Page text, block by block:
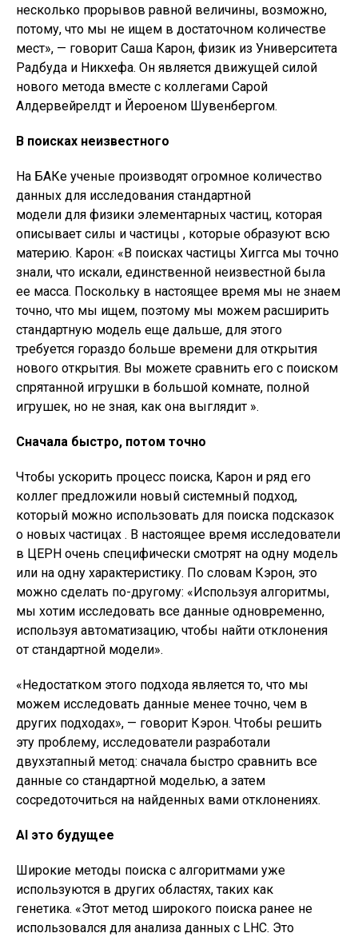
несколько прорывов равной величины, возможно,
потому, что мы не ищем в достаточном количестве
мест», — говорит Саша Карон, физик из Университета
Радбуда и Никхефа. Он является движущей силой
нового метода вместе с коллегами Сарой
Алдервейрелдт и Йероеном Шувенбергом.
В поисках неизвестного
На БАКе ученые производят огромное количество
данных для исследования стандартной
модели для физики элементарных частиц, которая
описывает силы и частицы , которые образуют всю
материю. Карон: «В поисках частицы Хиггса мы точно
знали, что искали, единственной неизвестной была
ее масса. Поскольку в настоящее время мы не знаем
точно, что мы ищем, поэтому мы можем расширить
стандартную модель еще дальше, для этого
требуется гораздо больше времени для открытия
нового открытия. Вы можете сравнить его с поиском
спрятанной игрушки в большой комнате, полной
игрушек, но не зная, как она выглядит ».
Сначала быстро, потом точно
Чтобы ускорить процесс поиска, Карон и ряд его
коллег предложили новый системный подход,
который можно использовать для поиска подсказок
о новых частицах . В настоящее время исследователи
в ЦЕРН очень специфически смотрят на одну модель
или на одну характеристику. По словам Кэрон, это
можно сделать по-другому: «Используя алгоритмы,
мы хотим исследовать все данные одновременно,
используя автоматизацию, чтобы найти отклонения
от стандартной модели».
«Недостатком этого подхода является то, что мы
можем исследовать данные менее точно, чем в
других подходах», — говорит Кэрон. Чтобы решить
эту проблему, исследователи разработали
двухэтапный метод: сначала быстро сравнить все
данные со стандартной моделью, а затем
сосредоточиться на найденных вами отклонениях.
AI это будущее
Широкие методы поиска с алгоритмами уже
используются в других областях, таких как
генетика. «Этот метод широкого поиска ранее не
использовался для анализа данных с LHC. Это